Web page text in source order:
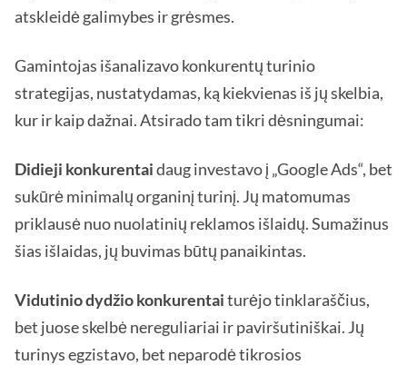
atskleidė galimybes ir grėsmes.
Gamintojas išanalizavo konkurentų turinio
strategijas, nustatydamas, ką kiekvienas iš jų skelbia,
kur ir kaip dažnai. Atsirado tam tikri dėsningumai:
Didieji konkurentaidaug investavo į „Google Ads“, bet
sukūrė minimalų organinį turinį. Jų matomumas
priklausė nuo nuolatinių reklamos išlaidų. Sumažinus
šias išlaidas, jų buvimas būtų panaikintas.
Vidutinio dydžio konkurentaiturėjo tinklaraščius,
bet juose skelbė nereguliariai ir paviršutiniškai. Jų
turinys egzistavo, bet neparodė tikrosios